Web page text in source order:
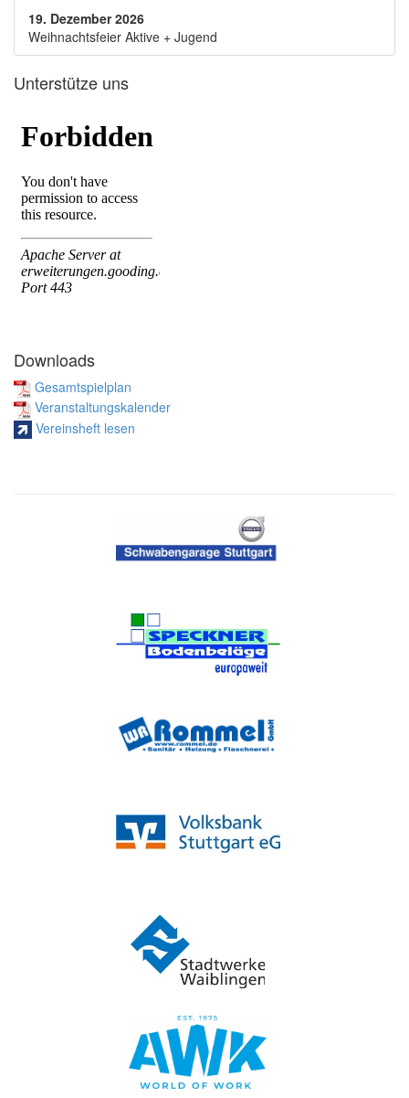
19. Dezember 2026
Weihnachtsfeier Aktive + Jugend
Unterstütze uns
Downloads
Gesamtspielplan
Veranstaltungskalender
Vereinsheft lesen